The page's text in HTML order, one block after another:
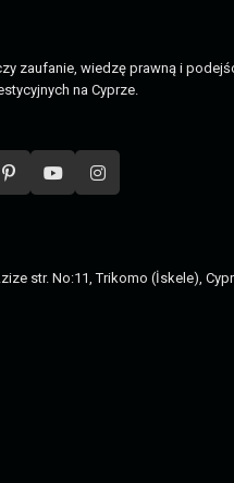
zaufanie, wiedzę prawną i
na Cyprze.
str. No:11, Trikomo (İskele),